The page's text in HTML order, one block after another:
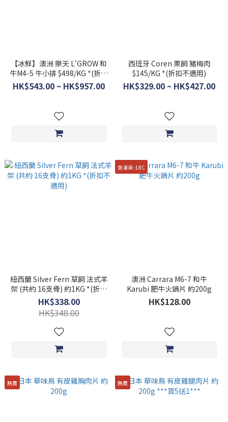
【冰鮮】澳洲 樂天 L'GROW 和
牛M4-5 牛小排 $498/KG *(折扣
不適用)
HK$543.00 ~ HK$957.00
西班牙 Coren 栗飼 豬梅肉
$145/KG *(折扣不適用)
HK$329.00 ~ HK$427.00
紐西蘭 Silver Fern 草飼 法式羊
架 (共約 16支骨) 約1KG *(折扣
不適用)
HK$338.00
HK$348.00
急凍貨 -18C
澳洲 Carrara M6-7 和牛
Karubi 肥牛火鍋片 約200g
HK$128.00
熱賣 熱賣